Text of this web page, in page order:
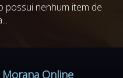
possui nenhum item de
Morana Online